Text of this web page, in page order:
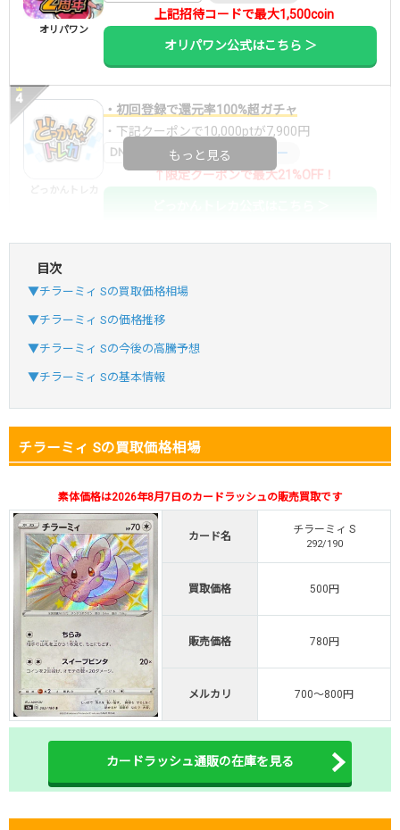
オリパワン
上記招待コードで最大1,500coin
オリパワン公式はこちら ＞
・初回登録で還元率100%超ガチャ
・下記クーポンで10,000ptが7,900円
DNGBIF4X コードコピー
↑限定クーポンで最大21%OFF！
おりパンダ
・新規登録で6種類アド確解禁
SVGC7P
オリパスタジアム
・atone・ペイディ対応！
・新規登録で6種類アド確解禁
オリパスタジアム公式はこちら ＞
オリくじ
・新規登録で無料100連できる！
・初回購入は500coinが50円
TVCM記念！激熱イベント開催中
オリくじ公式はこちら ＞
TORAオリパ
・リリース1周年イベント開催中！
・新規登録で最大90%OFF
TORAオリパ公式はこちら ＞
もっと見る
目次
▼チラーミィ Sの買取価格相場
▼チラーミィ Sの価格推移
▼チラーミィ Sの今後の高騰予想
▼チラーミィ Sの基本情報
チラーミィ Sの買取価格相場
素体価格は2026年8月7日のカードラッシュの販売買取です
カード名
チラーミィ S
292/190
買取価格 500円
販売価格 780円
メルカリ 700～800円
カードラッシュ通販の在庫を見る